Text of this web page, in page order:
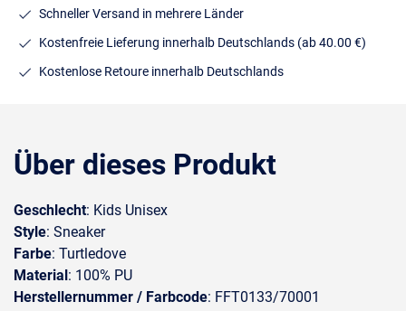
Schneller Versand in mehrere Länder
Kostenfreie Lieferung innerhalb Deutschlands (ab 40.00 €)
Kostenlose Retoure innerhalb Deutschlands
Über dieses Produkt
Geschlecht: Kids Unisex
Style: Sneaker
Farbe: Turtledove
Material: 100% PU
Herstellernummer / Farbcode: FFT0133/70001